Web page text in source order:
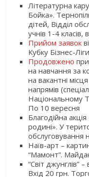
Літературна
Бойка».
дітей, Відділ
учнів 1-4
Прийом заявок
Кубку Бізнес-
Продовжено
на навчання за
на вакантні
напрямів
Національному
По 10 вересня
Благодійна
родині». У
обслуговування
Наїв-арт –
“Мамонт”.
“Світ джунглів”
Вхід 20 грн.